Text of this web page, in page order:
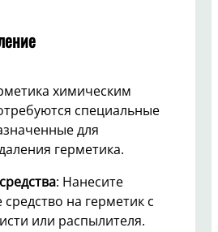
химическим
специальные
для
герметика.
: Нанесите
на герметик с
или распылителя.